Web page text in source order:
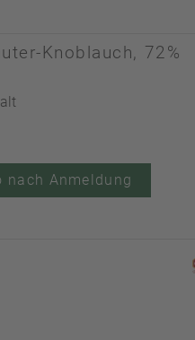
Knoblauch, 72%
nach Anmeldung